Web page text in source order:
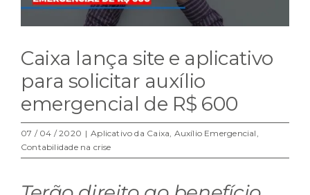
Caixa lança site e aplicativo
para solicitar auxílio
emergencial de R$ 600
07 / 04 / 2020 | Aplicativo da Caixa, Auxílio Emergencial,
Contabilidade na crise